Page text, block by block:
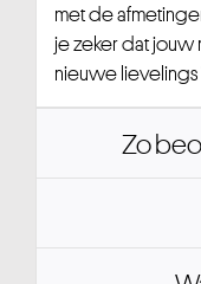
met de
je zeker dat
nieuwe lievelings
Zo